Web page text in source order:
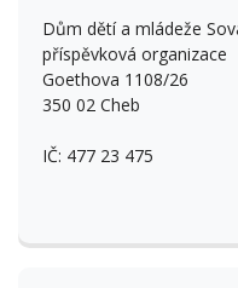
Dům dětí a mládeže
příspěvková organizace
Goethova 1108/26
350 02 Cheb
IČ: 477 23 475